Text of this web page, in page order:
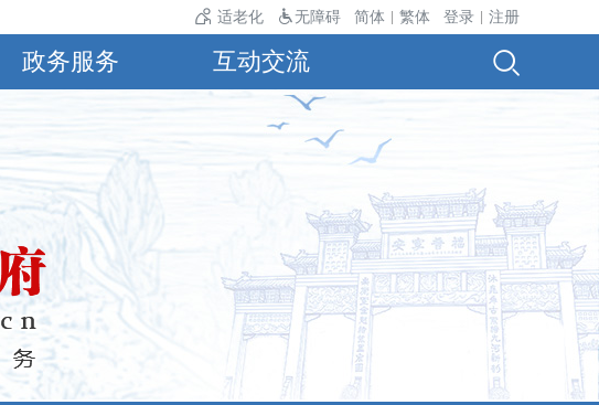
30℃，最低气温24℃。 适老化 无障碍 简体 繁体 登录 注册
政务服务 互动交流